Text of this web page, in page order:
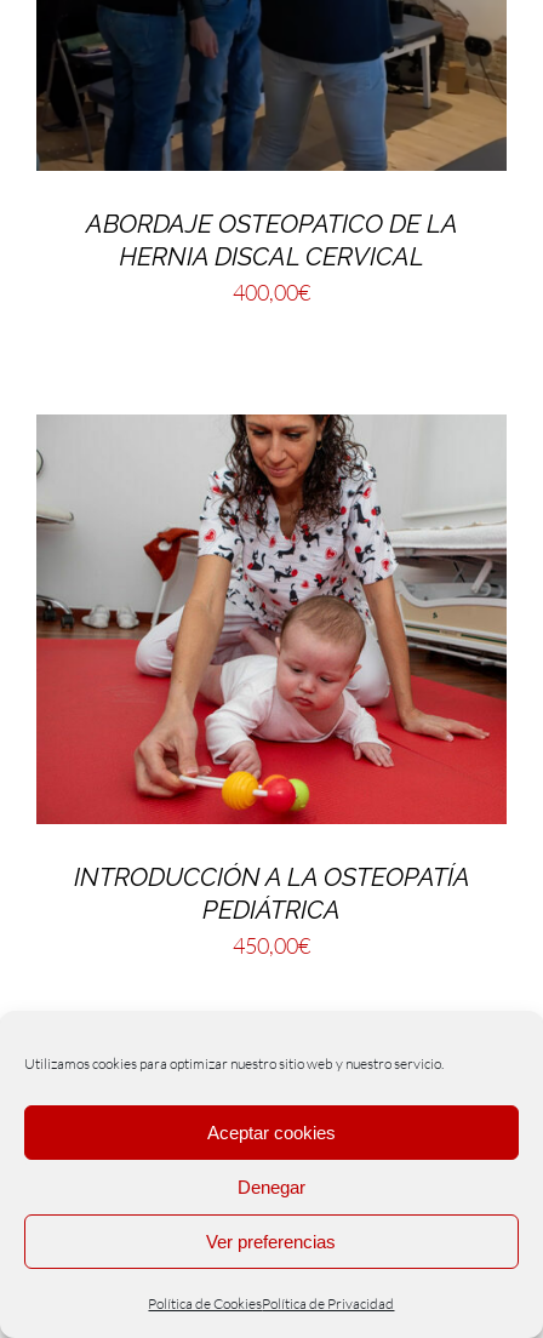
Utilizamos cookies para optimizar nuestro sitio web y nuestro servicio.
Aceptar cookies
Denegar
Ver preferencias
Política de CookiesPolítica de Privacidad
ABORDAJE OSTEOPATICO DE LA
HERNIA DISCAL CERVICAL
400,00€
INTRODUCCIÓN A LA OSTEOPATÍA
PEDIÁTRICA
450,00€